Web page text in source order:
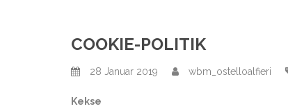
COOKIE-POLITIK
28 Januar 2019 wbm_ostelloalfieri
Kekse